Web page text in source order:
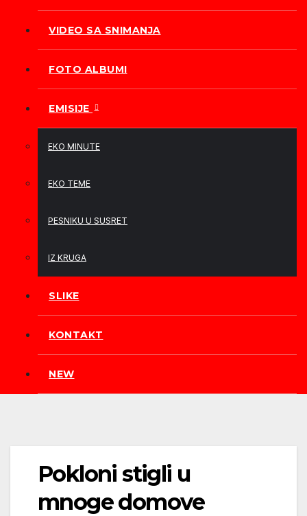
VIDEO SA SNIMANJA
FOTO ALBUMI
EMISIJE
EKO MINUTE
EKO TEME
PESNIKU U SUSRET
IZ KRUGA
SLIKE
KONTAKT
NEW
Pokloni stigli u
mnoge domove